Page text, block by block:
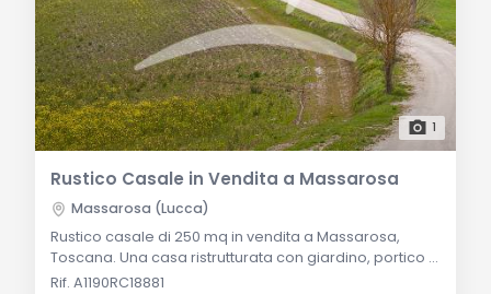
1
Rustico Casale in Vendita a Massarosa
Massarosa (Lucca)
Rustico casale di 250 mq in vendita a Massarosa,
Toscana. Una casa ristrutturata con giardino, portico e
vista mare mozzafiato. Opportunità unica nel mercato
Rif. A1190RC18881